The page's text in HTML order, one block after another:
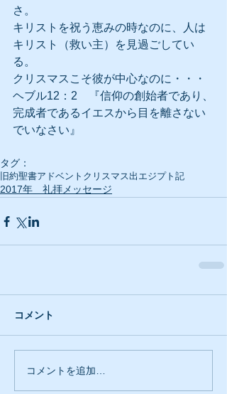
さ。
キリストを祝う恵みの時なのに、人は
キリスト（救い主）を見過ごしてい
る。
クリスマスこそ彼が中心なのに・・・
ヘブル12：2　『信仰の創始者であり、
完成者であるイエスから目を離さない
でいなさい』
タグ：
旧約聖書アドベント クリスマス出エジプト記
2017年 礼拝メッセージ
コメント
コメントを追加…